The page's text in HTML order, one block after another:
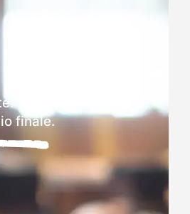
finale.